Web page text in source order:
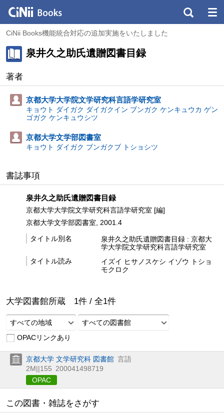
CiNii Books機能統合対応の追加実施をいたしました
泉井久之助氏遺贈図書目録
著者
京都大学大学院文学研究科言語学研究室
キョウト ダイガク ダイガクイン ブンガク ケンキュウカ ゲン
ゴガク ケンキュウシツ
京都大学文学部図書室
キョウト ダイガク ブンガクブ トショシツ
書誌事項
泉井久之助氏遺贈図書目録
京都大学大学院文学研究科言語学研究室 [編]
京都大学文学部図書室, 2001.4
タイトル別名
泉井久之助氏遺贈図書目録 : 京都大
学大学院文学研究科言語学研究室
タイトル読み
イズイ ヒサノスケシ イゾウ トショ
モクロク
大学図書館所蔵 1件 / 全1件
すべての地域
すべての図書館
OPACリンクあり
京都大学 文学研究科 図書館 言語
2M||155 200041498719
OPAC
この図書・雑誌をさがす